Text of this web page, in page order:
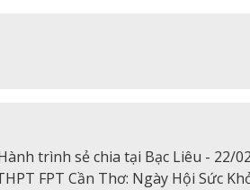
trình sẻ chia tại Bạc Liêu - 22/
FPT Cần Thơ: Ngày Hội Sức